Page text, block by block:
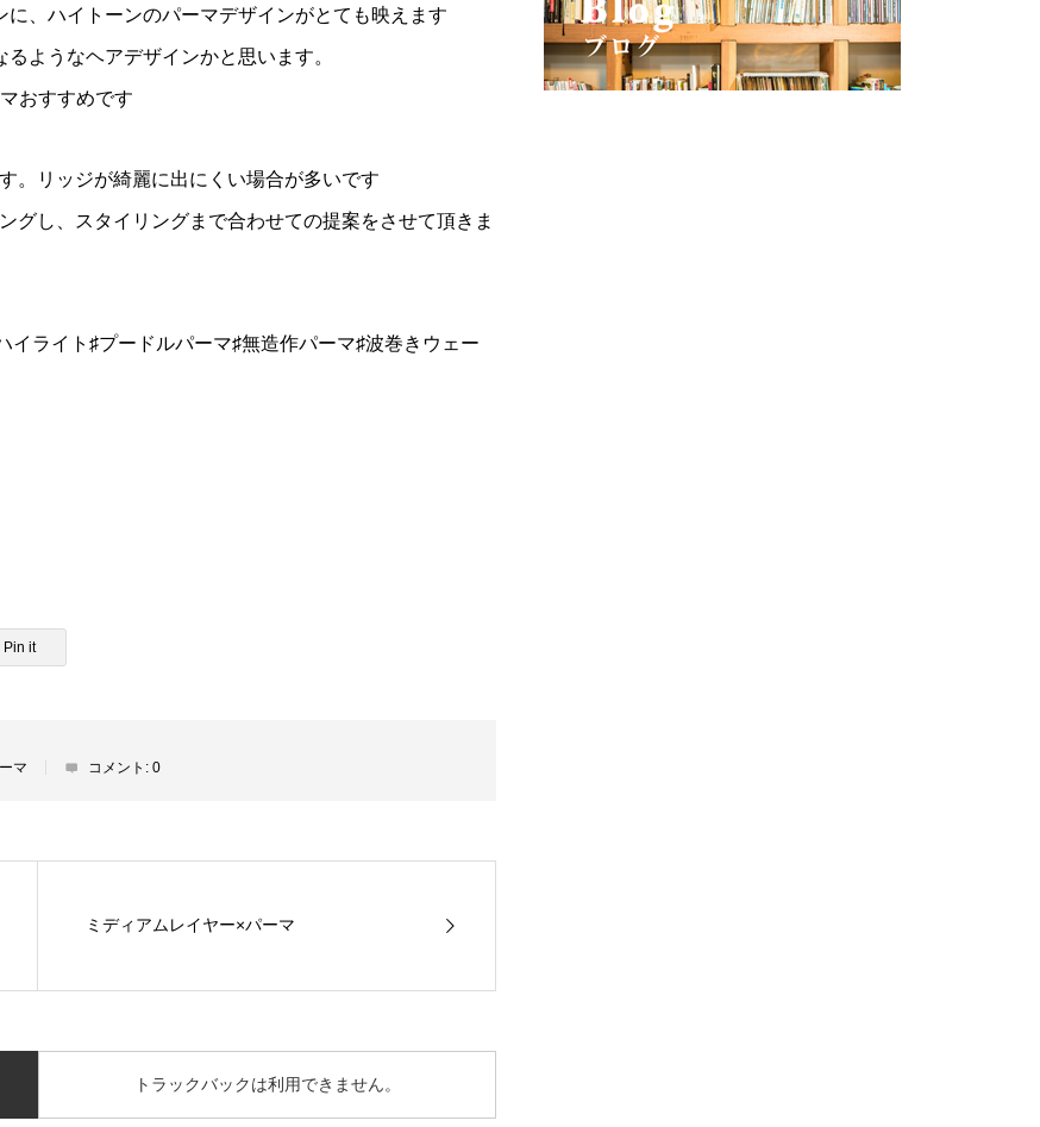
、ハイトーンのパーマデザインがとても映えます
ようなヘアデザインかと思います。
おすすめです
。リッジが綺麗に出にくい場合が多いです
グし、スタイリングまで合わせての提案をさせて頂きま
ライト♯プードルパーマ♯無造作パーマ♯波巻きウェー
Pin it
マ コメント: 0
ミディアムレイヤー×パーマ
トラックバックは利用できません。